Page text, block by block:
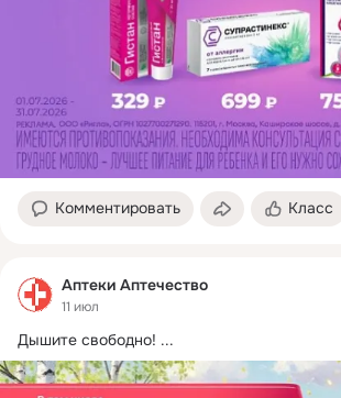
Комментировать Класс
Аптеки Аптечество
11 июл
Дышите свободно! ...